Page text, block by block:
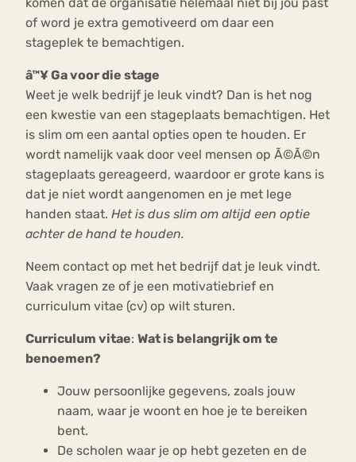
komen dat de organisatie helemaal niet bij jou past
of word je extra gemotiveerd om daar een
stageplek te bemachtigen.
â™¥ Ga voor die stage
Weet je welk bedrijf je leuk vindt? Dan is het nog
een kwestie van een stageplaats bemachtigen. Het
is slim om een aantal opties open te houden. Er
wordt namelijk vaak door veel mensen op Ã©Ã©n
stageplaats gereageerd, waardoor er grote kans is
dat je niet wordt aangenomen en je met lege
handen staat. Het is dus slim om altijd een optie
achter de hand te houden.
Neem contact op met het bedrijf dat je leuk vindt.
Vaak vragen ze of je een motivatiebrief en
curriculum vitae (cv) op wilt sturen.
Curriculum vitae: Wat is belangrijk om te
benoemen?
Jouw persoonlijke gegevens, zoals jouw
naam, waar je woont en hoe je te bereiken
bent.
De scholen waar je op hebt gezeten en de